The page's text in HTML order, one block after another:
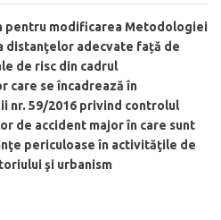
pentru modificarea Metodologiei
distanţelor adecvate față de
de risc din cadrul
care se încadrează în
nr. 59/2016 privind controlul
de accident major în care sunt
periculoase în activităţile de
şi urbanism